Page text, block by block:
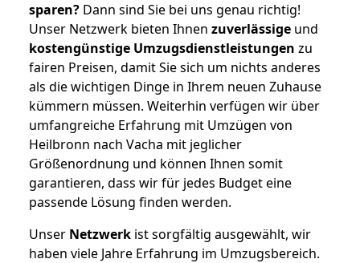
sparen? Dann sind Sie bei uns genau richtig!
Unser Netzwerk bieten Ihnen zuverlässige und
kostengünstige Umzugsdienstleistungen zu
fairen Preisen, damit Sie sich um nichts anderes
als die wichtigen Dinge in Ihrem neuen Zuhause
kümmern müssen. Weiterhin verfügen wir über
umfangreiche Erfahrung mit Umzügen von
Heilbronn nach Vacha mit jeglicher
Größenordnung und können Ihnen somit
garantieren, dass wir für jedes Budget eine
passende Lösung finden werden.
Unser Netzwerk ist sorgfältig ausgewählt, wir
haben viele Jahre Erfahrung im Umzugsbereich.